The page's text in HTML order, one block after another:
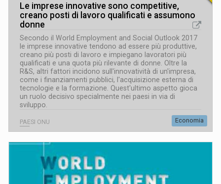
Le imprese innovative sono competitive,
creano posti di lavoro qualificati e assumono
donne
Secondo il World Employment and Social Outlook 2017
le imprese innovative tendono ad essere più produttive,
creano più posti di lavoro e impiegano lavoratori più
qualificati e una quota più rilevante di donne. Oltre la
R&S, altri fattori incidono sull'innovatività di un'impresa,
come i finanziamenti pubblici, l'acquisizione esterna di
tecnologie e la formazione. Quest'ultimo aspetto gioca
un ruolo decisivo specialmente nei paesi in via di
sviluppo.
PAESI ONU Economia